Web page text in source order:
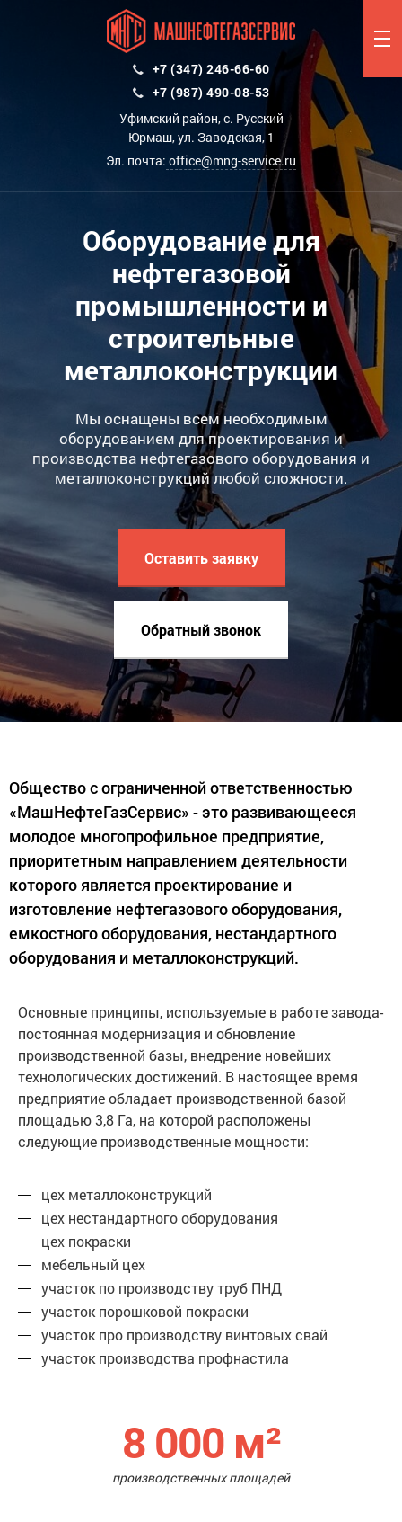
+7 (347) 246-66-60
+7 (987) 490-08-53
Уфимский район, с. Русский
Юрмаш, ул. Заводская, 1
Эл. почта: office@mng-service.ru
Оборудование для
нефтегазовой
промышленности и
строительные
металлоконструкции
Мы оснащены всем необходимым
оборудованием для проектирования и
производства нефтегазового оборудования и
металлоконструкций любой сложности.
Оставить заявку
Обратный звонок
Общество с ограниченной ответственностью
«МашНефтеГазСервис» - это развивающееся
молодое многопрофильное предприятие,
приоритетным направлением деятельности
которого является проектирование и
изготовление нефтегазового оборудования,
емкостного оборудования, нестандартного
оборудования и металлоконструкций.
Основные принципы, используемые в работе завода-
постоянная модернизация и обновление
производственной базы, внедрение новейших
технологических достижений. В настоящее время
предприятие обладает производственной базой
площадью 3,8 Га, на которой расположены
следующие производственные мощности:
цех металлоконструкций
цех нестандартного оборудования
цех покраски
мебельный цех
участок по производству труб ПНД
участок порошковой покраски
участок про производству винтовых свай
участок производства профнастила
8 000 м²
производственных площадей